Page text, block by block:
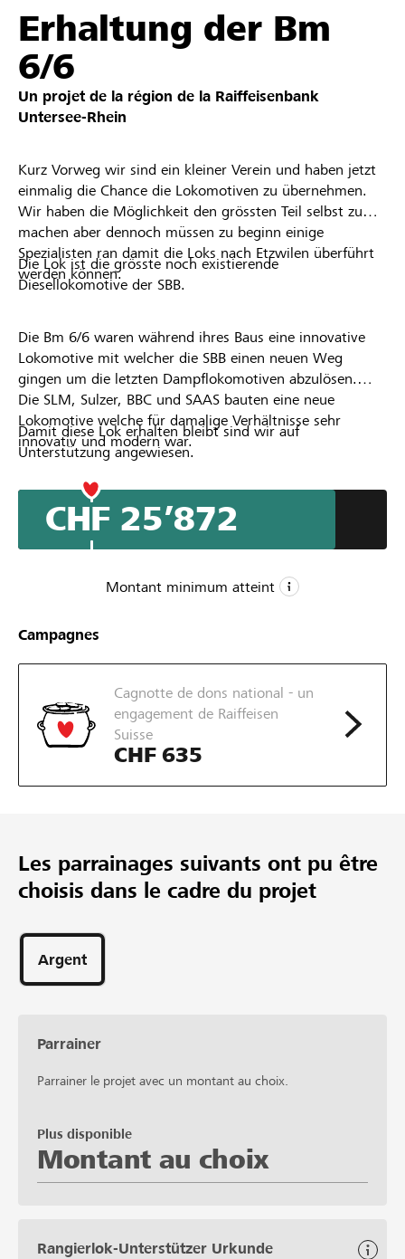
DE FR
Erhaltung der Bm
6/6
Un projet de la région de la Raiffeisenbank
Untersee-Rhein
Kurz Vorweg wir sind ein kleiner Verein und haben jetzt
einmalig die Chance die Lokomotiven zu übernehmen.
Wir haben die Möglichkeit den grössten Teil selbst zu
machen aber dennoch müssen zu beginn einige
Spezialisten ran damit die Loks nach Etzwilen überführt
werden können.
Die Lok ist die grösste noch existierende
Diesellokomotive der SBB.
Die Bm 6/6 waren während ihres Baus eine innovative
Lokomotive mit welcher die SBB einen neuen Weg
gingen um die letzten Dampflokomotiven abzulösen.
Die SLM, Sulzer, BBC und SAAS bauten eine neue
Lokomotive welche für damalige Verhältnisse sehr
innovativ und modern war.
Damit diese Lok erhalten bleibt sind wir auf
Unterstützung angewiesen.
CHF 25’872
Montant minimum atteint
CHF 6’000
Montant désiré
29
Parrainages
Campagnes
Cagnotte de dons national - un
engagement de Raiffeisen
Suisse
CHF 635
Les parrainages suivants ont pu être
choisis dans le cadre du projet
Argent
Parrainer
Parrainer le projet avec un montant au choix.
Montant au choix
Plus disponible
Rangierlok-Unterstützer Urkunde